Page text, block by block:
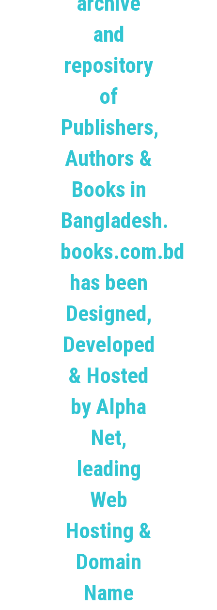
and
repository
of
Publishers,
Authors &
Books in
Bangladesh.
books.com.bd
has been
Designed,
Developed
& Hosted
by Alpha
Net,
leading
Web
Hosting &
Domain
Name